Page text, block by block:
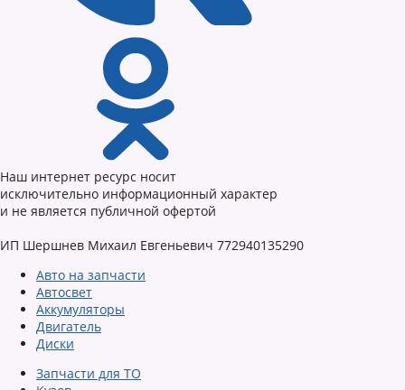
Наш интернет ресурс носит
исключительно информационный характер
и не является публичной офертой
ИП Шершнев Михаил Евгеньевич 772940135290
Авто на запчасти
Автосвет
Аккумуляторы
Двигатель
Диски
Запчасти для ТО